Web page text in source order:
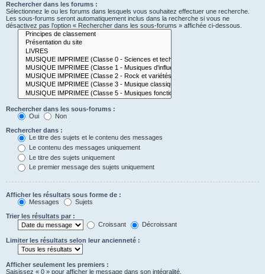
Rechercher dans les forums :
Sélectionnez le ou les forums dans lesquels vous souhaitez effectuer une recherche.
Les sous-forums seront automatiquement inclus dans la recherche si vous ne
désactivez pas l’option « Rechercher dans les sous-forums » affichée ci-dessous.
Rechercher dans les sous-forums :
Oui
Non
Rechercher dans :
Le titre des sujets et le contenu des messages
Le contenu des messages uniquement
Le titre des sujets uniquement
Le premier message des sujets uniquement
Afficher les résultats sous forme de :
Messages
Sujets
Trier les résultats par :
Croissant
Décroissant
Limiter les résultats selon leur ancienneté :
Afficher seulement les premiers :
Saisissez « 0 » pour afficher le message dans son intégralité.